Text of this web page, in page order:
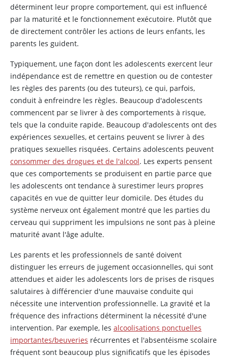
déterminent leur propre comportement, qui est influencé
par la maturité et le fonctionnement exécutoire. Plutôt que
de directement contrôler les actions de leurs enfants, les
parents les guident.
Typiquement, une façon dont les adolescents exercent leur
indépendance est de remettre en question ou de contester
les règles des parents (ou des tuteurs), ce qui, parfois,
conduit à enfreindre les règles. Beaucoup d'adolescents
commencent par se livrer à des comportements à risque,
tels que la conduite rapide. Beaucoup d'adolescents ont des
expériences sexuelles, et certains peuvent se livrer à des
pratiques sexuelles risquées. Certains adolescents peuvent
consommer des drogues et de l'alcool. Les experts pensent
que ces comportements se produisent en partie parce que
les adolescents ont tendance à surestimer leurs propres
capacités en vue de quitter leur domicile. Des études du
système nerveux ont également montré que les parties du
cerveau qui suppriment les impulsions ne sont pas à pleine
maturité avant l'âge adulte.
Les parents et les professionnels de santé doivent
distinguer les erreurs de jugement occasionnelles, qui sont
attendues et aider les adolescents lors de prises de risques
salutaires à différencier d'une mauvaise conduite qui
nécessite une intervention professionnelle. La gravité et la
fréquence des infractions déterminent la nécessité d'une
intervention. Par exemple, les alcoolisations ponctuelles
importantes/beuveries récurrentes et l'absentéisme scolaire
fréquent sont beaucoup plus significatifs que les épisodes